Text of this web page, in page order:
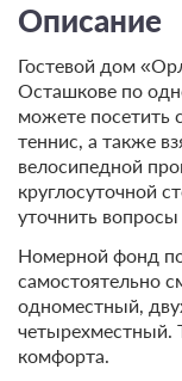
Описание
Гостевой дом
Осташкове по
можете посетить
теннис, а также
велосипедной
круглосуточной
уточнить
Номерной фонд
самостоятельно
одноместный,
четырехместный.
комфорта.